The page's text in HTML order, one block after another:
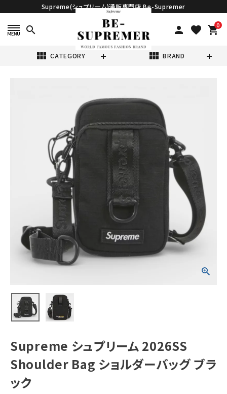
Supreme(シュプリーム)通販専門店 Be-Supremer
search person favorite 0
shopping_cart
view_module CATEGORY view_module BRAND
ブラック
NEW ITEMS
Tシャツ・ロングスリーブ
パーカー・トレーナー
キャップ・ハット
ニット帽・ビーニー
Supreme シュプリーム 2026SS
Shoulder Bag ショルダーバッグ ブラ
ック